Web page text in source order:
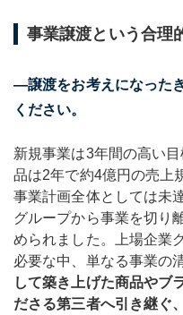
事業譲渡という合理
―譲渡をお考えになった
ください。
新規事業は3年間の高い
品は2年で約4億円の売上
事業計画全体としては未
グループから事業を切り
められました。上場企業
必要な中、単なる事業の
して築き上げた商品やブ
ださる第三者へ引き継ぐ